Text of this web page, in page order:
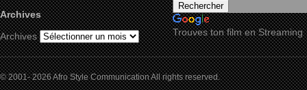
Archives
Archives
Trouves ton film en Streaming
© 2001- 2026 Afro Style Communication All rights reserved.